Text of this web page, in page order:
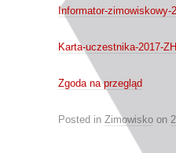
Informator-zimowiskowy-
Karta-uczestnika-2017-
Zgoda na przegląd
Posted in Zimowisko on